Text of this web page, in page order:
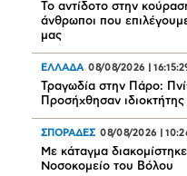
Το αντίδοτο στην
άνθρωποι που
μας
ΕΛΛΑΔΑ 08/08/2026
Τραγωδία στην Πάρο:
Προσήχθησαν ιδιοκτήτης
ΣΠΟΡΑΔΕΣ 08/08/2026
Mε κάταγμα
Νοσοκομείο του Βόλου